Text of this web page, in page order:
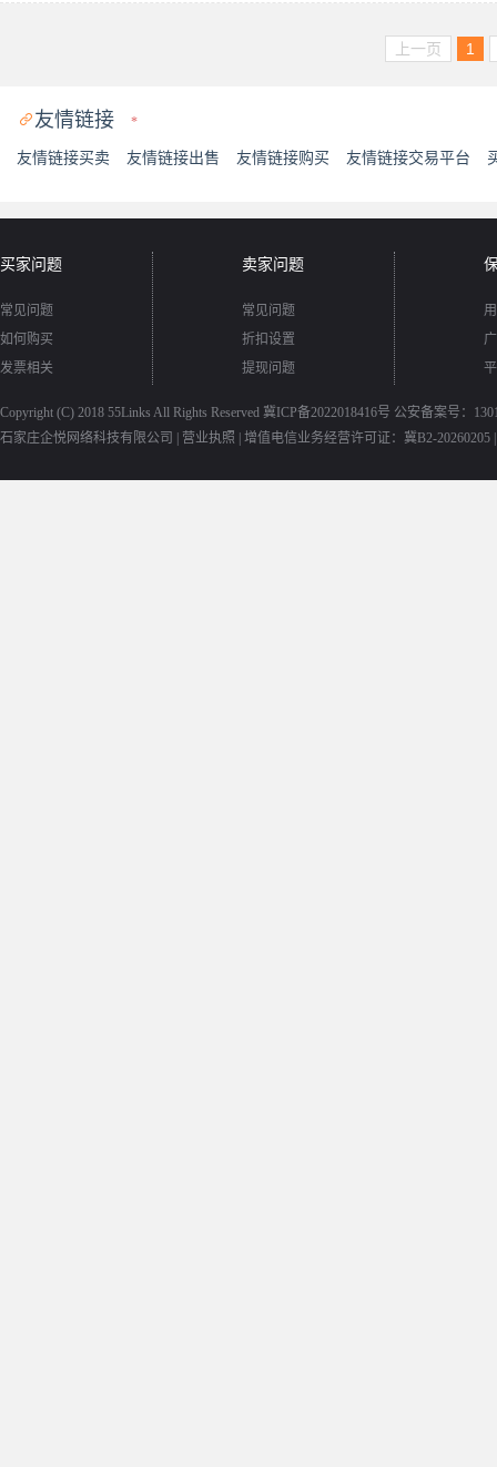
上一页 1
友情链接 *
友情链接买卖 友情链接出售 友情链接购买 友情链接交易平台
买家问题
常见问题
如何购买
发票相关
卖家问题
常见问题
折扣设置
提现问题
Copyright (C) 2018 55Links All Rights Reserved 冀ICP备2022018416号 公安备案号：
石家庄企悦网络科技有限公司 | 营业执照 增值电信业务经营许可证：冀B2-20260205